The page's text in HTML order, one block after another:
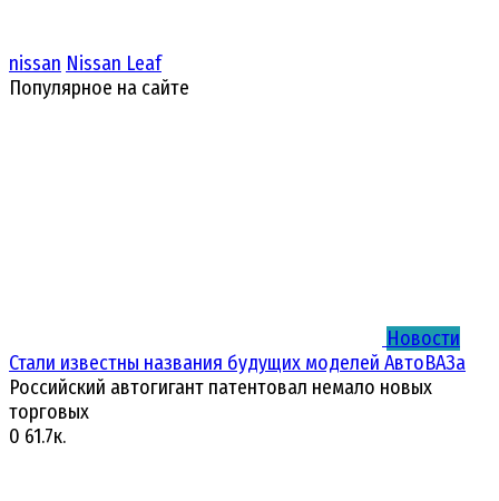
nissan Nissan Leaf
Популярное на сайте
Новости
Стали известны названия будущих моделей АвтоВАЗа
Российский автогигант патентовал немало новых
торговых
0 61.7к.